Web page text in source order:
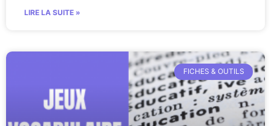
LIRE LA SUITE »
FICHES & OUTILS